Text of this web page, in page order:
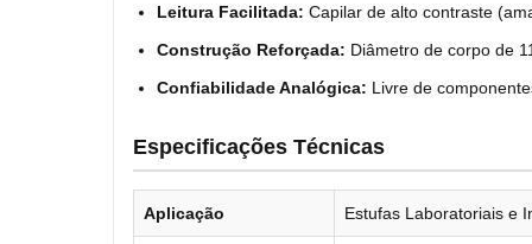
Leitura Facilitada: Capilar de alto contraste
Construção Reforçada: Diâmetro de corpo de
Confiabilidade Analógica: Livre de
Especificações Técnicas
Aplicação Estufas Laboratoriais e